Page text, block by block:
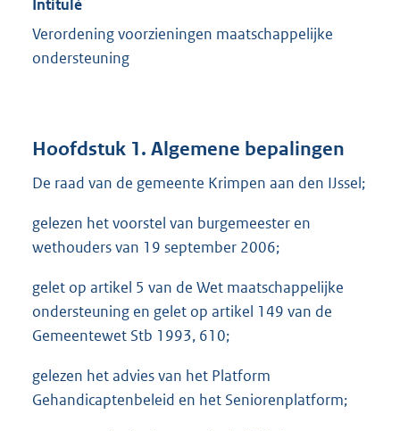
Intitulé
Verordening voorzieningen maatschappelijke
ondersteuning
Hoofdstuk 1. Algemene bepalingen
De raad van de gemeente Krimpen aan den IJssel;
gelezen het voorstel van burgemeester en
wethouders van 19 september 2006;
gelet op artikel 5 van de Wet maatschappelijke
ondersteuning en gelet op artikel 149 van de
Gemeentewet Stb 1993, 610;
gelezen het advies van het Platform
Gehandicaptenbeleid en het Seniorenplatform;